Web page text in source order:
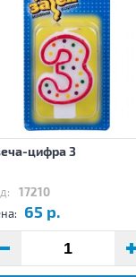
цифра 3
17210
65 р.